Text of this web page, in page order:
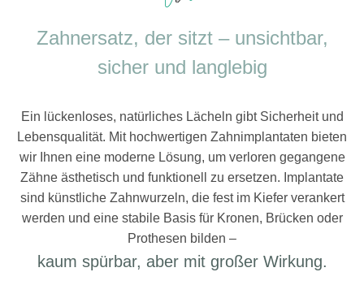
Zahnersatz, der sitzt – unsichtbar,
sicher und langlebig
Ein lückenloses, natürliches Lächeln gibt Sicherheit und
Lebensqualität. Mit hochwertigen Zahnimplantaten bieten
wir Ihnen eine moderne Lösung, um verloren gegangene
Zähne ästhetisch und funktionell zu ersetzen. Implantate
sind künstliche Zahnwurzeln, die fest im Kiefer verankert
werden und eine stabile Basis für Kronen, Brücken oder
Prothesen bilden –
kaum spürbar, aber mit großer Wirkung.